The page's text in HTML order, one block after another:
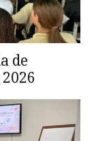
de